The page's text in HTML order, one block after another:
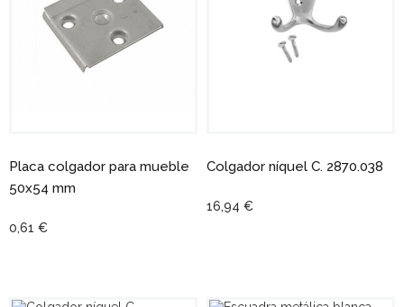
Placa colgador para mueble
50x54 mm
0,61 €
Colgador níquel C. 2870.038
16,94 €